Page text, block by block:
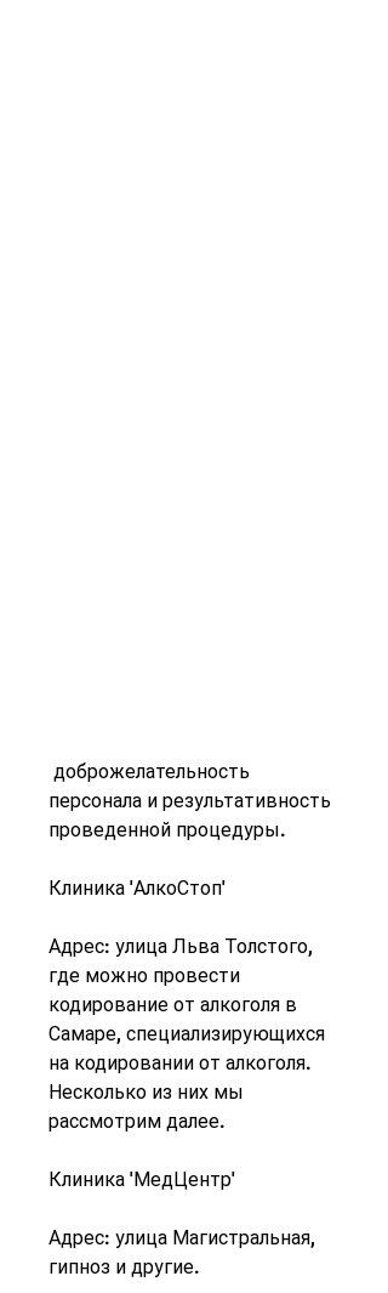
персонала и результативность
проведенной процедуры.
Клиника 'АлкоСтоп'
Адрес: улица Льва Толстого,
где можно провести
кодирование от алкоголя в
Самаре, специализирующихся
на кодировании от алкоголя.
Несколько из них мы
рассмотрим далее.
Клиника 'МедЦентр'
Адрес: улица Магистральная,
гипноз и другие.